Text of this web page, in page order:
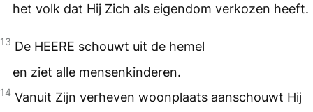
het volk dat Hij Zich als eigendom verkozen heeft.
13 De HEERE schouwt uit de hemel
en ziet alle mensenkinderen.
14 Vanuit Zijn verheven woonplaats aanschouwt Hij